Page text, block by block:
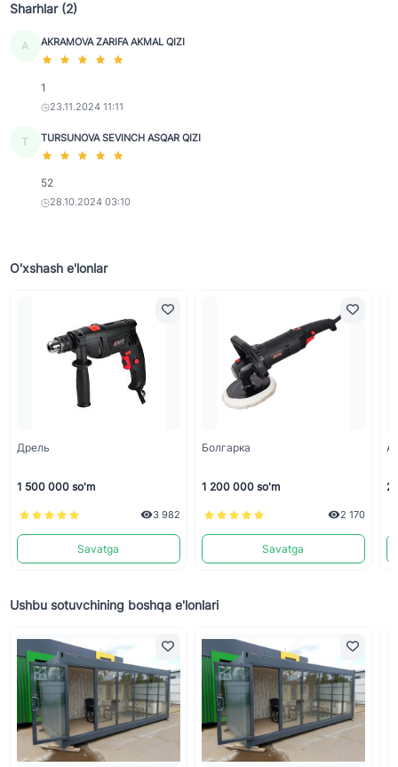
Sharhlar (2)
A AKRAMOVA ZARIFA AKMAL QIZI
1
23.11.2024 11:11
T TURSUNOVA SEVINCH ASQAR QIZI
52
28.10.2024 03:10
O'xshash e'lonlar
Дрель
1 500 000 so'm
3 982
Savatga
Болгарка
1 200 000 so'm
2 170
Savatga
2
Ushbu sotuvchining boshqa e'lonlari